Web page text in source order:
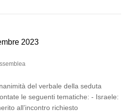
2023
del verbale della seduta
le seguenti tematiche: - Israele:
all’incontro richiesto